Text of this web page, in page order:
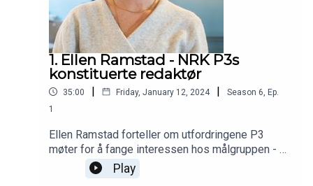
1. Ellen Ramstad - NRK P3s
konstituerte redaktør
35:00 | Friday, January 12, 2024 | Season 6 Ep.
1
Ellen Ramstad forteller om utfordringene P3
møter for å fange interessen hos målgruppen - og
holde på dem. Hun forteller også om hvordan de
jobber, og svarer på spørsmålet: Vil hun ha
Play